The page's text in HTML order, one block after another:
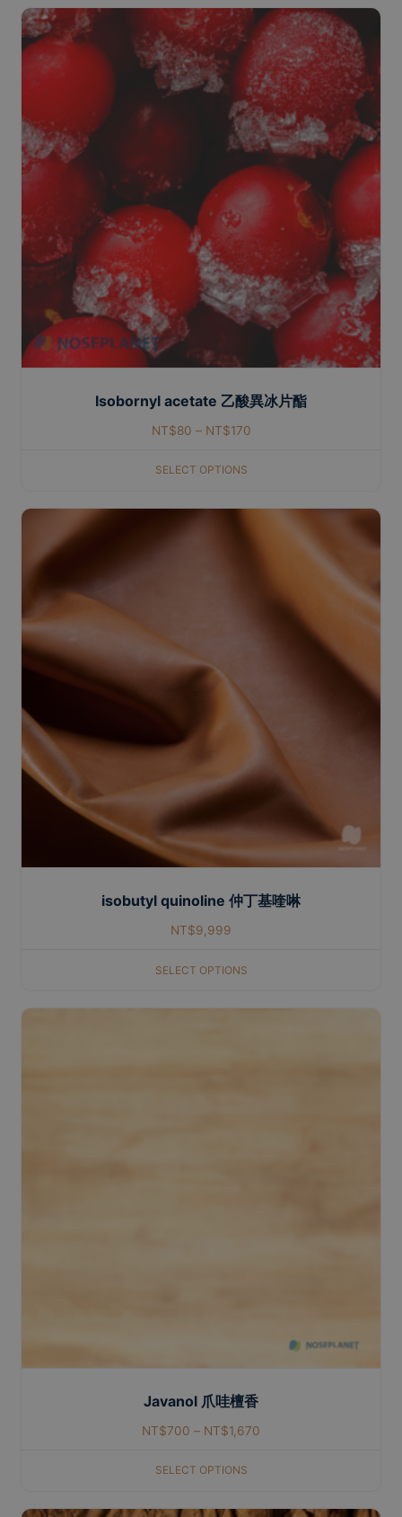
Isobornyl acetate 乙酸異冰片酯
NT$80 – NT$170
SELECT OPTIONS
isobutyl quinoline 仲丁基喹啉
NT$9,999
SELECT OPTIONS
Javanol 爪哇檀香
NT$700 – NT$1,670
SELECT OPTIONS